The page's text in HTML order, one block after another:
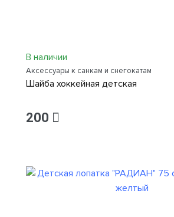
В наличии
Аксессуары к санкам и снегокатам
Шайба хоккейная детская
200